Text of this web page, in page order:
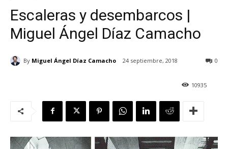
Escaleras y desembarcos |
Miguel Ángel Díaz Camacho
By Miguel Ángel Díaz Camacho 24 septiembre, 2018 0
10935